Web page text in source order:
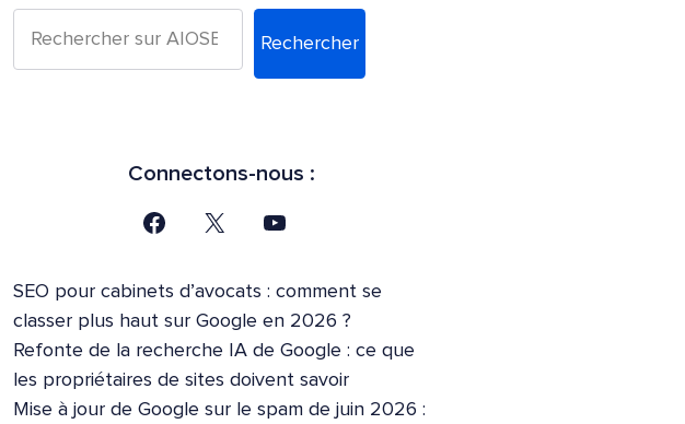
Rechercher
Connectons-nous :
SEO pour cabinets d’avocats : comment se
classer plus haut sur Google en 2026 ?
Refonte de la recherche IA de Google : ce que
les propriétaires de sites doivent savoir
Mise à jour de Google sur le spam de juin 2026 :